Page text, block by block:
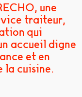
une
traiteur,
qui
accueil digne
et en
la cuisine.